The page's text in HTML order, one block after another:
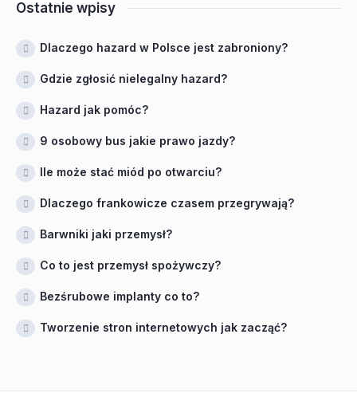
Ostatnie wpisy
Dlaczego hazard w Polsce jest zabroniony?
Gdzie zgłosić nielegalny hazard?
Hazard jak pomóc?
9 osobowy bus jakie prawo jazdy?
Ile może stać miód po otwarciu?
Dlaczego frankowicze czasem przegrywają?
Barwniki jaki przemysł?
Co to jest przemysł spożywczy?
Bezśrubowe implanty co to?
Tworzenie stron internetowych jak zacząć?